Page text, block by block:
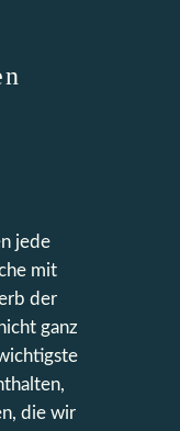
jede
mit
der
ganz
die wir